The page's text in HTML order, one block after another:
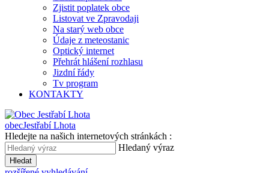
Zjistit poplatek obce
Listovat ve Zpravodaji
Na starý web obce
Údaje z meteostanic
Optický internet
Přehrát hlášení rozhlasu
Jizdní řády
Tv program
KONTAKTY
obecJestřabí Lhota
Hledejte na našich internetových stránkách :
Hledaný výraz
Hledat